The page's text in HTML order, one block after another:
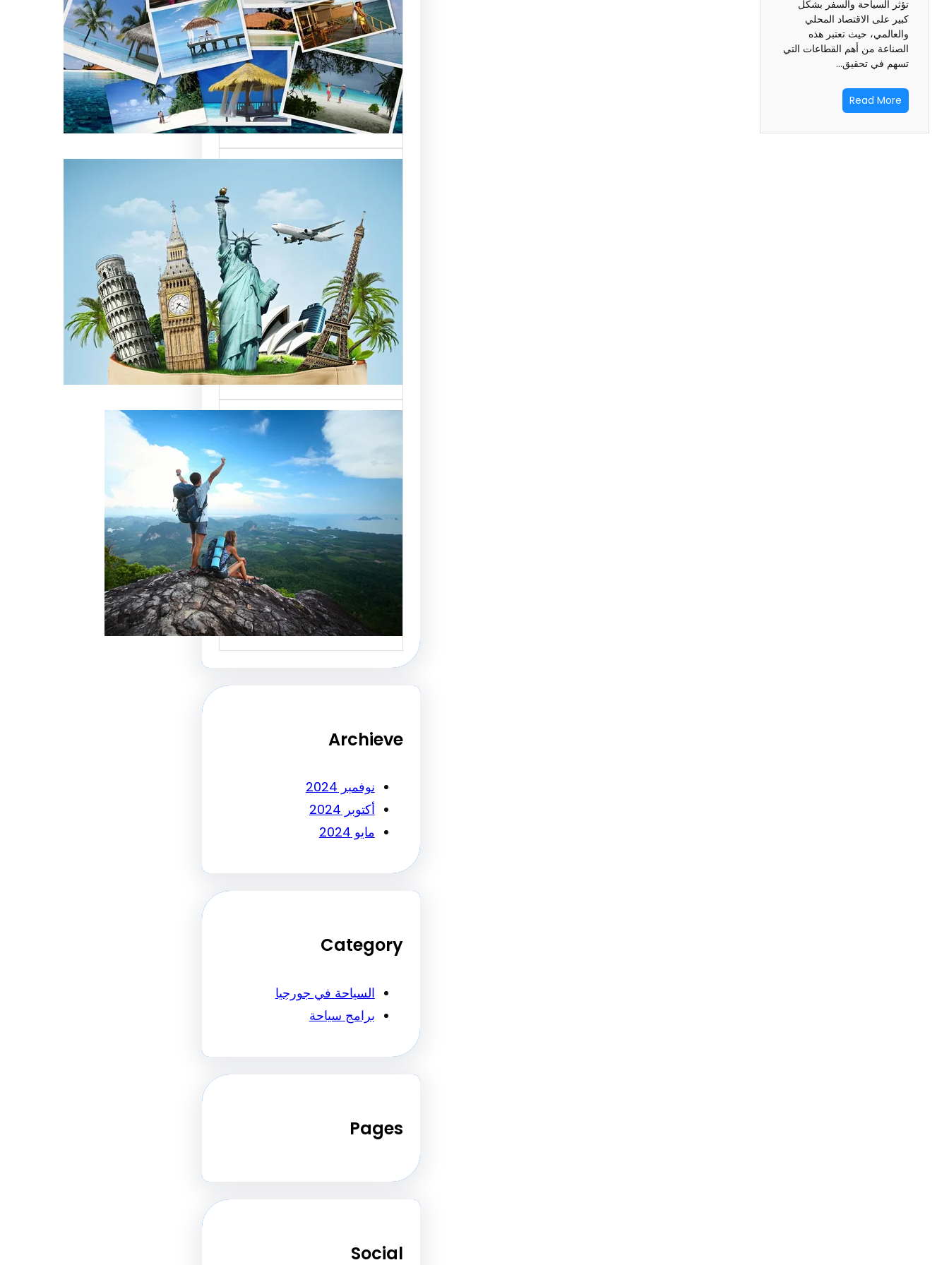
تؤثر السياحة والسفر بشكل
كبير على الاقتصاد المحلي
والعالمي، حيث تعتبر هذه
الصناعة من أهم القطاعات التي
تسهم في تحقيق…
Read More
السياحة العالمية على
السوق
أسماء شركات السياحة
العالمية تعتبر من العناصر
الأساسية التي تؤثر…
تقدم شركات السياحة
بمصر خدمات متميزة
للسائحين الوافدين
شركات السياحة بمصر تقدم
خدمات متميزة للسائحين
الوافدين، حيث تعتبر…
تحسين خدمات رقم شركة
سياحة: أفضل الطرق
لجذب الزبائن وتحقيق
النجاح
رقم شركة سياحة هو عامل
أساسي لجذب الزبائن وتحقيق
النجاح…
Archieve
نوفمبر 2024
أكتوبر 2024
مايو 2024
Category
السياحة في جورجيا
برامج سياحة
Pages
Social